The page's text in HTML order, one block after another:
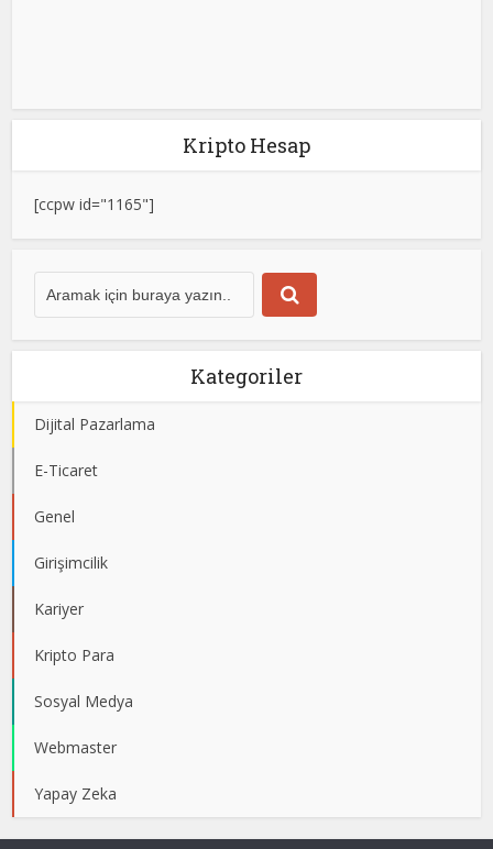
Kripto Hesap
[ccpw id="1165"]
Kategoriler
Dijital Pazarlama
E-Ticaret
Genel
Girişimcilik
Kariyer
Kripto Para
Sosyal Medya
Webmaster
Yapay Zeka